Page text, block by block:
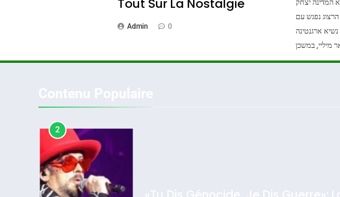
Tout Sur La Nostalgie
Admin 0
המדינה יצחק
הרצוג נפגש עם
נשיא ארגנטינה
מיליי, במשכן
בירושלים.
2025, L’année La Plus
Oeil Ravageur – Vanessa De
2